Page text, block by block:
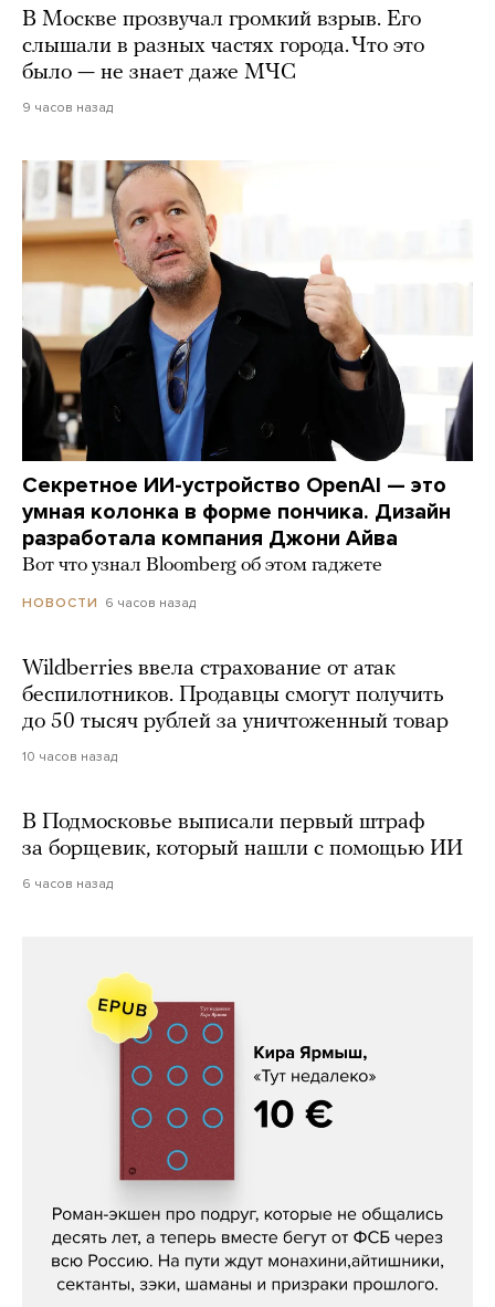
В Москве прозвучал громкий взрыв. Его
слышали в разных частях города. Что это
было — не знает даже МЧС
9 часов назад
Секретное ИИ-устройство OpenAI — это
умная колонка в форме пончика. Дизайн
разработала компания Джони Айва
Вот что узнал Bloomberg об этом гаджете
НОВОСТИ 6 часов назад
Wildberries ввела страхование от атак
беспилотников. Продавцы смогут получить
до 50 тысяч рублей за уничтоженный товар
10 часов назад
В Подмосковье выписали первый штраф
за борщевик, который нашли с помощью ИИ
6 часов назад
Кира Ярмыш, «Тут недалеко»